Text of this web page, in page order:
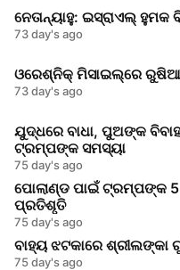
ନେତାନ୍ୟାହୁ: ଇସ୍ରାଏଲ୍‌
73 day's ago
ଓରେଶ୍ନିକ୍‌ ମିସାଇଲ୍‌ରେ
73 day's ago
ଯୁଦ୍ଧରେ ବାଧା, ପୁଅଙ୍କ
ଟ୍ରମ୍ପଙ୍କ ସମସ୍ୟା
75 day's ago
ପୋଲାଣ୍ଡ ପାଇଁ ଟ୍ରମ୍ପଙ୍କ
ପ୍ରତିଶୃତି
75 day's ago
ବାହ୍ୟ ଝଟକାରେ
75 day's ago